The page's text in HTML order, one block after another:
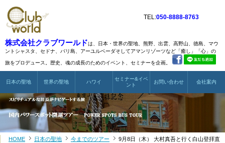
株式会社クラブワールドは、日本・世界の聖地、熊野、出雲、高野山、徳島、マウ
ントシャスタ、 セドナ、バリ島、アーユルベーダそしてアマンリゾーツなど 「癒し」「心」の
旅をプロデュース。歴史、魂の成長のためのイベント、セミナーを企画。
TEL:050-8888-8763
日本の聖地 世界の聖地 ハワイ
セミナー&イベ
ント
お問い合わせ 会社案内
HOME 日本の聖地 今までのツアー
9月8日（木） 大村真吾と行く白山登拝直